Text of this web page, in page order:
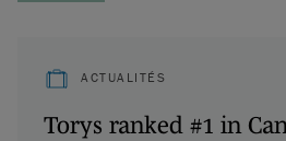
ACTUALITÉS
Torys ranked #1 in